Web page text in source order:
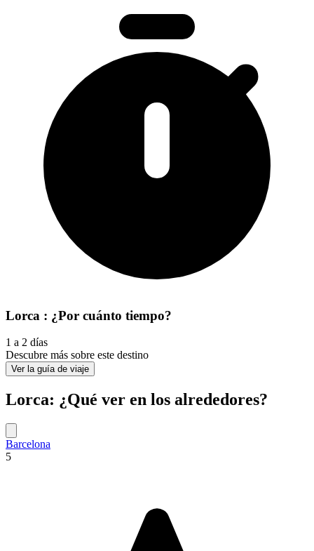
Lorca : ¿Por cuánto tiempo?
1 a 2 días
Descubre más sobre este destino
Ver la guía de viaje
Lorca: ¿Qué ver en los alrededores?
Barcelona
5